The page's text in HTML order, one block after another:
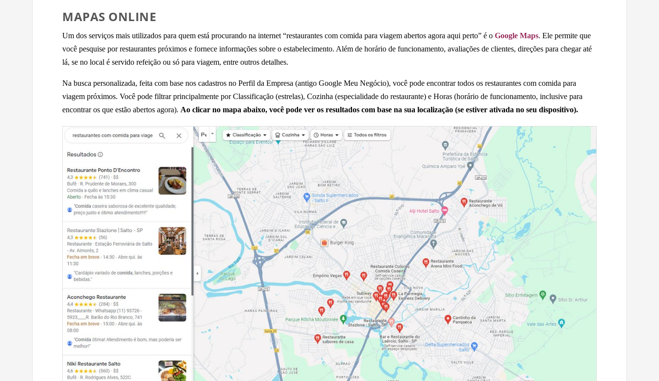
MAPAS ONLINE
Um dos serviços mais utilizados para quem está procurando na internet “restaurantes com comida para viagem abertos agora aqui perto” é oGoogle Maps. Ele permite que
você pesquise por restaurantes próximos e fornece informações sobre o estabelecimento. Além de horário de funcionamento, avaliações de clientes, direções para chegar até
lá, se no local é servido refeição ou só para viagem, entre outros detalhes.
Na busca personalizada, feita com base nos cadastros no Perfil da Empresa (antigo Google Meu Negócio), você pode encontrar todos os restaurantes com comida para
viagem próximos. Você pode filtrar principalmente por Classificação (estrelas), Cozinha (especialidade do restaurante) e Horas (horário de funcionamento, inclusive para
encontrar os que estão abertos agora). Ao clicar no mapa abaixo, você pode ver os resultados com base na sua localização (se estiver ativada no seu dispositivo).